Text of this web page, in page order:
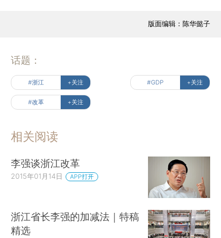
版面编辑：陈华懿子
话题：
#浙江 +关注 #GDP +关注
#改革 +关注
相关阅读
李强谈浙江改革
2015年01月14日 APP打开
浙江省长李强的加减法｜特稿
精选